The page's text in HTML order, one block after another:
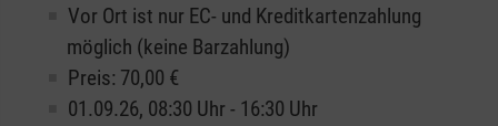
Vor Ort ist nur EC- und Kreditkartenzahlung
möglich (keine Barzahlung)
Preis: 70,00 €
01.09.26, 08:30 Uhr - 16:30 Uhr